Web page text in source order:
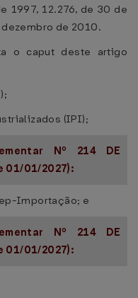
1997, 12.276, de 30 de
dezembro de 2010.
o caput deste artigo
(IPI);
Nº 214 DE
01/01/2027):
Importação; e
Nº 214 DE
01/01/2027):